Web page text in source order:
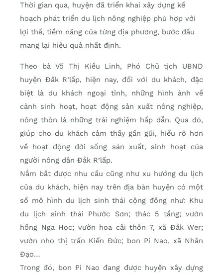
Thời gian qua, huyện đã triển khai xây dựng kế
hoạch phát triển du lịch nông nghiệp phù hợp với
lợi thế, tiềm năng của từng địa phương, bước đầu
mang lại hiệu quả nhất định.
Theo bà Võ Thị Kiều Linh, Phó Chủ tịch UBND
huyện Đắk R’lấp, hiện nay, đối với du khách, đặc
biệt là du khách ngoại tỉnh, những hình ảnh về
cảnh sinh hoạt, hoạt động sản xuất nông nghiệp,
nông thôn là những trải nghiệm hấp dẫn. Qua đó,
giúp cho du khách cảm thấy gần gũi, hiểu rõ hơn
về hoạt động đời sống sản xuất, sinh hoạt của
người nông dân Đắk R’lấp.
Nắm bắt được nhu cầu cũng như xu hướng du lịch
của du khách, hiện nay trên địa bàn huyện có một
số mô hình du lịch sinh thái cộng đồng như: Khu
du lịch sinh thái Phước Sơn; thác 5 tầng; vườn
hồng Nga Học; vườn hoa cải thôn 7, xã Đắk Wer;
vườn nho thị trấn Kiến Đức; bon Pi Nao, xã Nhân
Đạo…
Trong đó, bon Pi Nao đang được huyện xây dựng